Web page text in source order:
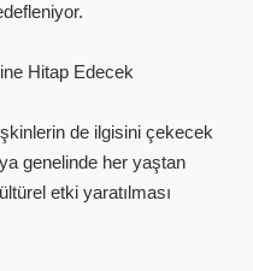
Hitap Edecek
de ilgisini çekecek
genelinde her yaştan
etki yaratılması